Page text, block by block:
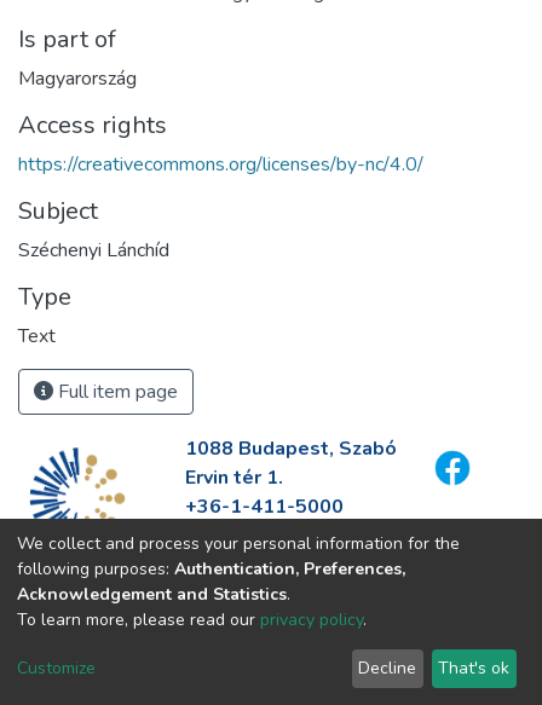
Is part of
Magyarország
Access rights
https://creativecommons.org/licenses/by-nc/4.0/
Subject
Széchenyi Lánchíd
Type
Text
Full item page
1088 Budapest, Szabó
Ervin tér 1.
+36-1-411-5000
info@fszek.hu
https://fszek.hu
We collect and process your personal information for the
following purposes: Authentication, Preferences,
Acknowledgement and Statistics.
To learn more, please read our privacy policy.
Customize Decline That's ok